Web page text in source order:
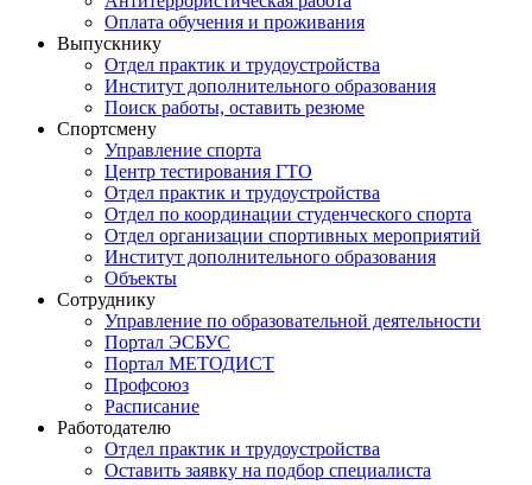
Оплата обучения и проживания
Выпускнику
Отдел практик и трудоустройства
Институт дополнительного образования
Поиск работы, оставить резюме
Спортсмену
Управление спорта
Центр тестирования ГТО
Отдел практик и трудоустройства
Отдел по координации студенческого спорта
Отдел организации спортивных мероприятий
Институт дополнительного образования
Объекты
Сотруднику
Управление по образовательной деятельности
Портал ЭСБУС
Портал МЕТОДИСТ
Профсоюз
Расписание
Работодателю
Отдел практик и трудоустройства
Оставить заявку на подбор специалиста